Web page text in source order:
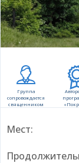
Группа
сопровождается
священником
Мест: